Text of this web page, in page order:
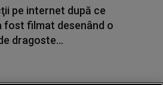
pe internet după ce
fost filmat desenând o
dragoste...